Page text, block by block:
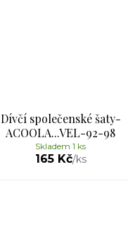
Dívčí společenské šaty-
ACOOLA...VEL-92-98
165 Kč/ks
Skladem 1 ks